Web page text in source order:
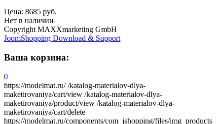
Цена: 8685 руб.
Нет в наличии
Copyright MAXXmarketing GmbH
JoomShopping Download & Support
Ваша корзина:
0
https://modelmat.ru/ /katalog-materialov-dlya-
maketirovaniya/cart/view /katalog-materialov-dlya-
maketirovaniya/product/view /katalog-materialov-dlya-
maketirovaniya/cart/delete
https://modelmat.ru/components/com_jshopping/files/img_products